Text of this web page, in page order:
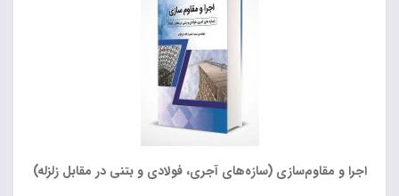
اجرا و مقاوم‌سازی (سازه‌های آجری، فولادی و بتنی در مقابل زلزله)